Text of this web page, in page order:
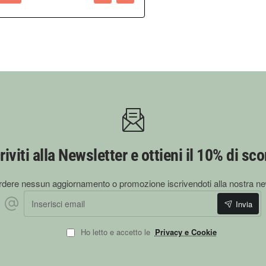
alla Newsletter e ottieni il 10% di
nessun aggiornamento o promozione iscrivendoti alla nostra
Inserisci email
Invia
Ho letto e accetto le Privacy e Cookie